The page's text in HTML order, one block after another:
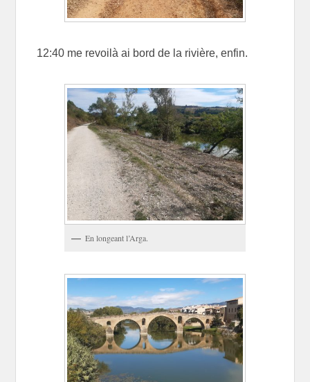
12:40 me revoilà ai bord de la rivière, enfin.
En longeant l’Arga.